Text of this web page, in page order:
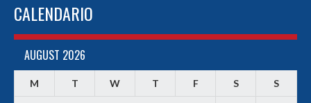
CALENDARIO
AUGUST 2026
M T W T F S S